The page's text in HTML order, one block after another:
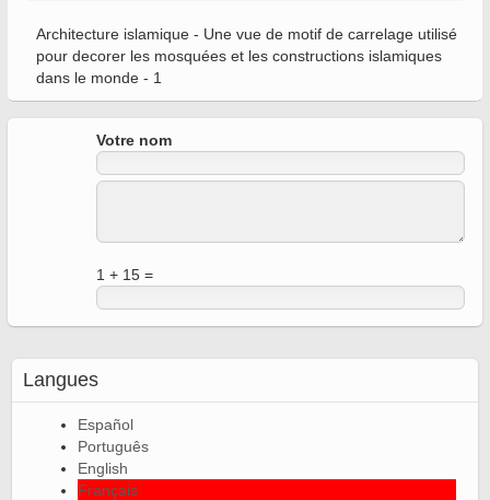
Architecture islamique - Une vue de motif de carrelage utilisé
pour decorer les mosquées et les constructions islamiques
dans le monde - 1
Votre nom
1 + 15 =
Langues
Español
Português
English
Français